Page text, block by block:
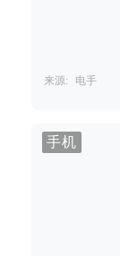
来源: 电手
手机